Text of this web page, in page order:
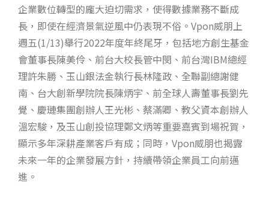
企業數位轉型的龐大迫切需求，使得數據業務不斷成
長，即使在經濟景氣逆風中仍表現不俗。Vpon威朋上
週五(1/13)舉行2022年度年終尾牙，包括地方創生基金
會董事長陳美伶、前台大校長管中閔、前台灣IBM總經
理許朱勝、玉山銀法金執行長林隆政、全聯副總謝健
南、台大創新學院院長陳炳宇、前全球人壽董事長劉先
覺、慶璉集團創辦人王光彬、蔡滿卿、教父資本創辦人
溫宏駿，及玉山創投協理鄭文炳等重要嘉賓到場祝賀，
顯示多年深耕產業客戶有成；同時，Vpon威朋也揭露
未來一年的企業發展方針，持續帶領企業員工向前邁
進。